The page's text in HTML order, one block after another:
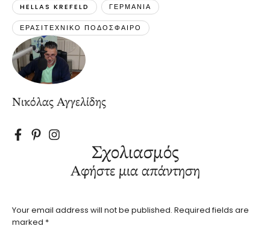
HELLAS KREFELD
ΓΕΡΜΑΝΙΑ
ΕΡΑΣΙΤΕΧΝΙΚΟ ΠΟΔΟΣΦΑΙΡΟ
Νικόλας Αγγελίδης
Σχολιασμός
Αφήστε μια απάντηση
Your email address will not be published. Required fields are
marked *